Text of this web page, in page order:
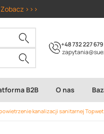
Zobacz >>>
+48 732 227 679
B2B O nas
kanalizacji sanitarnej